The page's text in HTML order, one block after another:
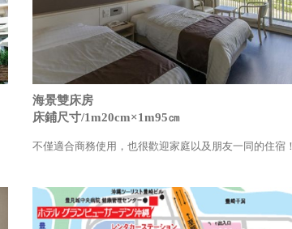
海景雙床房
床鋪尺寸/1m20cm×1m95㎝
不僅適合商務使用，也很歡迎家庭以及朋友一同的住宿！